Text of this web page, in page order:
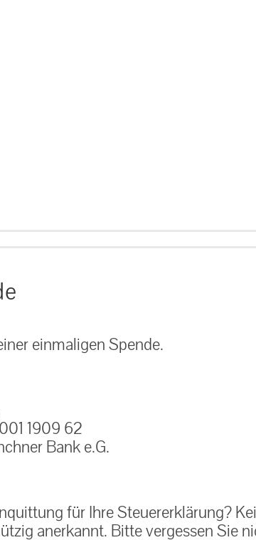
einmaligen Spende.
1909 62
Bank e.G.
für Ihre Steuererklärung?
anerkannt. Bitte vergessen Sie